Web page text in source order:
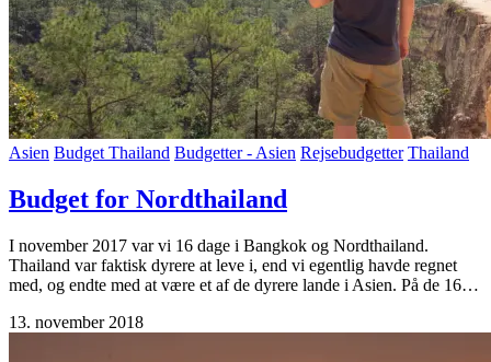
Asien Budget Thailand Budgetter - Asien Rejsebudgetter Thailand
Budget for Nordthailand
I november 2017 var vi 16 dage i Bangkok og Nordthailand.
Thailand var faktisk dyrere at leve i, end vi egentlig havde regnet
med, og endte med at være et af de dyrere lande i Asien. På de 16…
13. november 2018